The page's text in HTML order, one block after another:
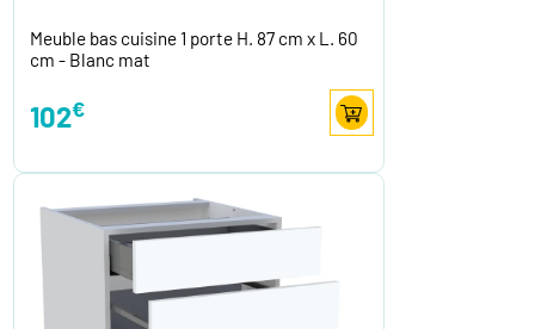
Meuble bas cuisine 1 porte H. 87 cm x L. 60
cm - Blanc mat
102€